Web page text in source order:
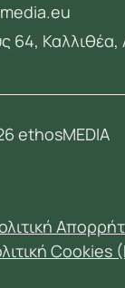
64,
ethosMEDIA
Cookies